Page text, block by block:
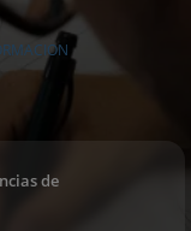
de